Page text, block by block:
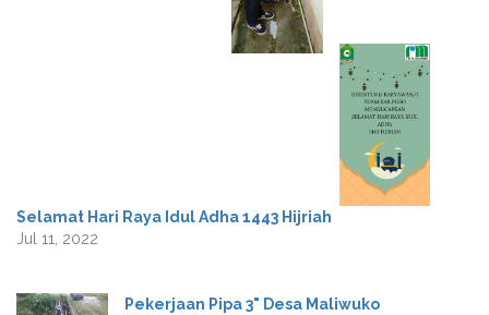
Selamat Hari Raya Idul Adha 1443 Hijriah
Jul 11, 2022
Pekerjaan Pipa 3" Desa Maliwuko